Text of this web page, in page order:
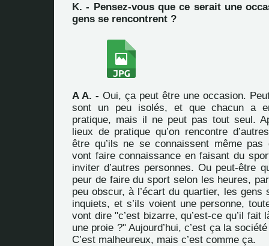
K. - Pensez-vous que ce serait une
gens se rencontrent ?
A A. - Oui, ça peut être une occasion.
sont un peu isolés, et que chacun a
pratique, mais il ne peut pas tout seul.
lieux de pratique qu’on rencontre
être qu’ils ne se connaissent même
vont faire connaissance en faisant du
inviter d’autres personnes. Ou peut-être
peur de faire du sport selon les heures,
peu obscur, à l’écart du quartier, les gens
inquiets, et s’ils voient une personne,
vont dire "c’est bizarre, qu’est-ce qu’il fait
une proie ?" Aujourd’hui, c’est ça la
C’est malheureux, mais c’est comme ça.